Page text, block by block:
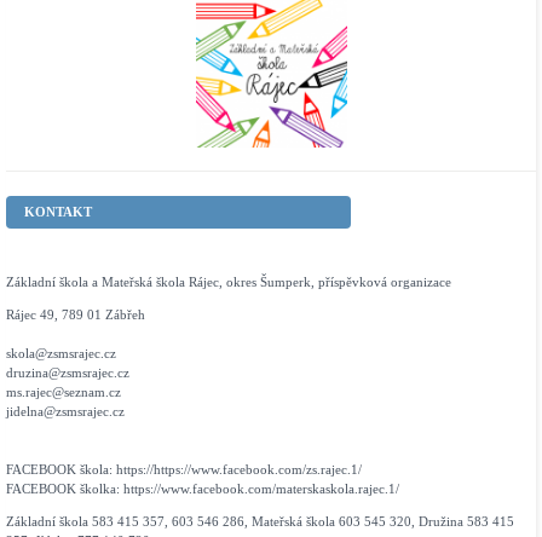
KONTAKT
Základní škola a Mateřská škola Rájec, okres Šumperk, příspěvková organizace
Rájec 49, 789 01 Zábřeh
skola@zsmsrajec.cz
druzina@zsmsrajec.cz
ms.rajec@seznam.cz
jidelna@zsmsrajec.cz
FACEBOOK škola: https://https://www.facebook.com/zs.rajec.1/
FACEBOOK školka: https://www.facebook.com/materskaskola.rajec.1/
Základní škola 583 415 357, 603 546 286, Mateřská škola 603 545 320, Družina 583 415